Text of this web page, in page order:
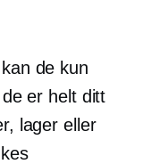
de kun
er helt ditt
lager eller